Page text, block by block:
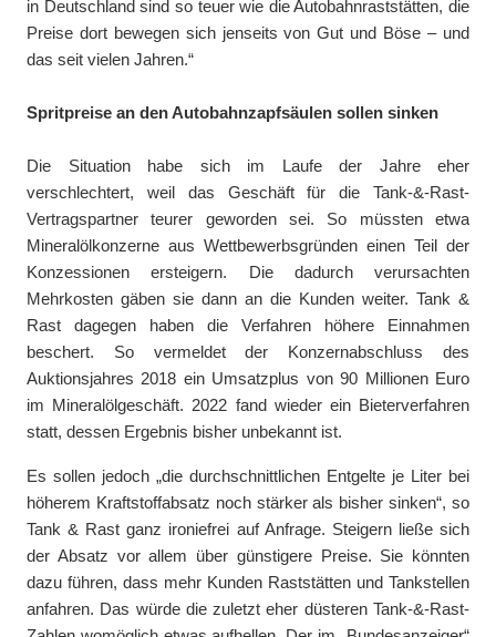
in Deutschland sind so teuer wie die Autobahnraststätten, die
Preise dort bewegen sich jenseits von Gut und Böse – und
das seit vielen Jahren.“
Spritpreise an den Autobahnzapfsäulen sollen sinken
Die Situation habe sich im Laufe der Jahre eher
verschlechtert, weil das Geschäft für die Tank-&-Rast-
Vertragspartner teurer geworden sei. So müssten etwa
Mineralölkonzerne aus Wettbewerbsgründen einen Teil der
Konzessionen ersteigern. Die dadurch verursachten
Mehrkosten gäben sie dann an die Kunden weiter. Tank &
Rast dagegen haben die Verfahren höhere Einnahmen
beschert. So vermeldet der Konzernabschluss des
Auktionsjahres 2018 ein Umsatzplus von 90 Millionen Euro
im Mineralölgeschäft. 2022 fand wieder ein Bieterverfahren
statt, dessen Ergebnis bisher unbekannt ist.
Es sollen jedoch „die durchschnittlichen Entgelte je Liter bei
höherem Kraftstoffabsatz noch stärker als bisher sinken“, so
Tank & Rast ganz ironiefrei auf Anfrage. Steigern ließe sich
der Absatz vor allem über günstigere Preise. Sie könnten
dazu führen, dass mehr Kunden Raststätten und Tankstellen
anfahren. Das würde die zuletzt eher düsteren Tank-&-Rast-